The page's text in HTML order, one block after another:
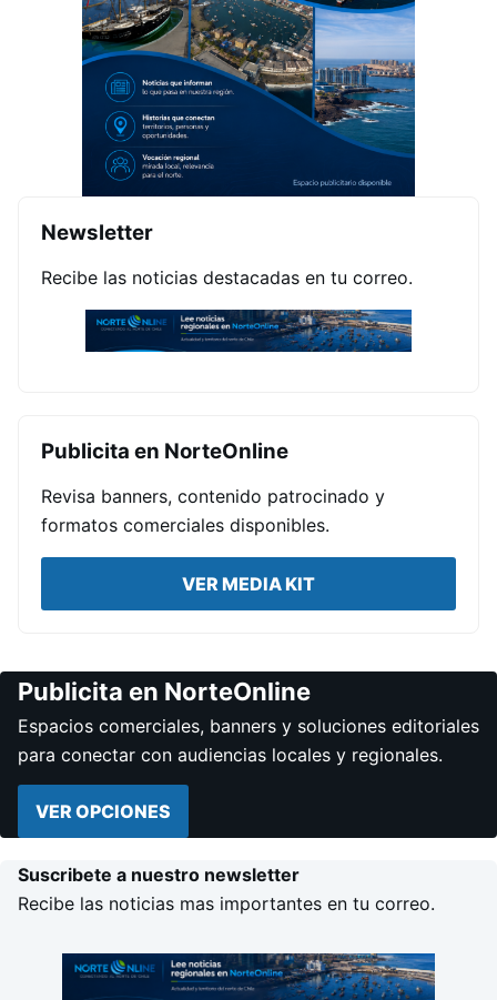
Newsletter
Recibe las noticias destacadas en tu correo.
Publicita en NorteOnline
Revisa banners, contenido patrocinado y
formatos comerciales disponibles.
VER MEDIA KIT
Publicita en NorteOnline
Espacios comerciales, banners y soluciones editoriales
para conectar con audiencias locales y regionales.
VER OPCIONES
Suscribete a nuestro newsletter
Recibe las noticias mas importantes en tu correo.